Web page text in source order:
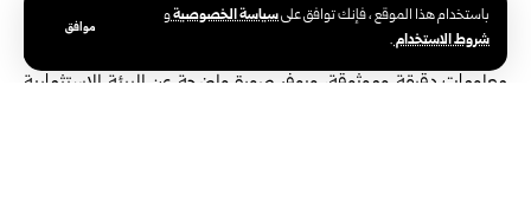
باستخدام هذا الموقع ، فإنك توافق علىسياسة الخصوصيةو
شروط الاستخدام.
موافق
وأكد الهلالي التزام الهيئة بترسيخ مبادئ الشفافية والوضوح في عرض
الواقع الاستثماري، بما يتيح للمستثمرين اتخاذ قراراتهم استناداً إلى
معلومات دقيقة وموثوقة، ويوفر صورة واضحة عن البيئة الاستثمارية